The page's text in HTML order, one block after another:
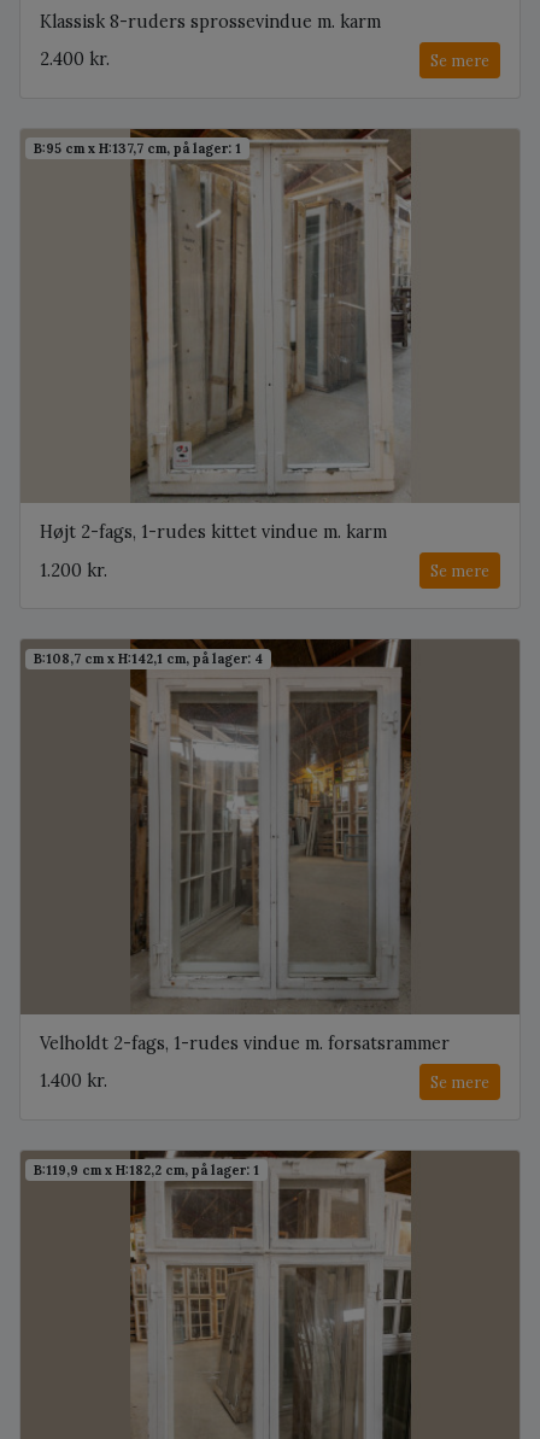
Klassisk 8-ruders sprossevindue m. karm
2.400 kr.
Se mere
B:95 cm x H:137,7 cm, på lager: 1
Højt 2-fags, 1-rudes kittet vindue m. karm
1.200 kr.
Se mere
B:108,7 cm x H:142,1 cm, på lager: 4
Velholdt 2-fags, 1-rudes vindue m. forsatsrammer
1.400 kr.
Se mere
B:119,9 cm x H:182,2 cm, på lager: 1